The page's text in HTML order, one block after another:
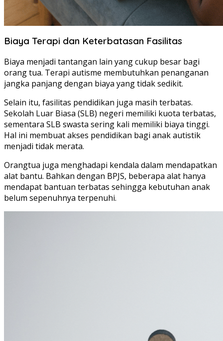
Biaya Terapi dan Keterbatasan Fasilitas
Biaya menjadi tantangan lain yang cukup besar bagi
orang tua. Terapi autisme membutuhkan penanganan
jangka panjang dengan biaya yang tidak sedikit.
Selain itu, fasilitas pendidikan juga masih terbatas.
Sekolah Luar Biasa (SLB) negeri memiliki kuota terbatas,
sementara SLB swasta sering kali memiliki biaya tinggi.
Hal ini membuat akses pendidikan bagi anak autistik
menjadi tidak merata.
Orangtua juga menghadapi kendala dalam mendapatkan
alat bantu. Bahkan dengan BPJS, beberapa alat hanya
mendapat bantuan terbatas sehingga kebutuhan anak
belum sepenuhnya terpenuhi.